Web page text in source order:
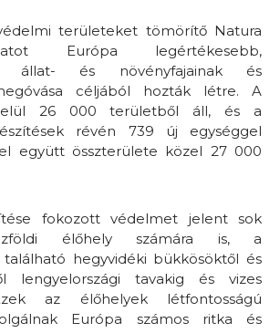
területeket tömörítő Natura
Európa legértékesebb,
állat- és növényfajainak és
céljából hozták létre. A
26 000 területből áll, és a
révén 739 új egységgel
együtt összterülete közel 27 000
fokozott védelmet jelent sok
élőhely számára is, a
található hegyvidéki bükkösöktől és
lengyelországi tavakig és vizes
az élőhelyek létfontosságú
Európa számos ritka és